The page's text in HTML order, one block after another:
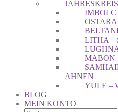
IMBOLC
LITHA –
MABON
AHNEN
YULE –
BLOG
MEIN KONTO